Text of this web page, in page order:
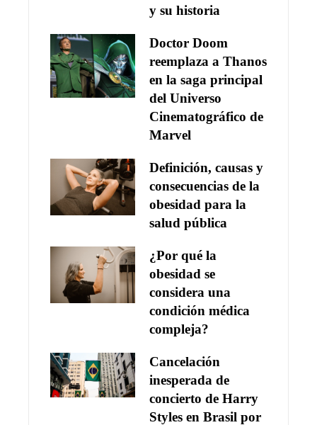
y su historia
Doctor Doom
reemplaza a Thanos
en la saga principal
del Universo
Cinematográfico de
Marvel
Definición, causas y
consecuencias de la
obesidad para la
salud pública
¿Por qué la
obesidad se
considera una
condición médica
compleja?
Cancelación
inesperada de
concierto de Harry
Styles en Brasil por